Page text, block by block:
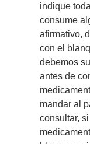
indique
consume
afirmativo,
con el
debemos
antes de
mandar al
consultar,